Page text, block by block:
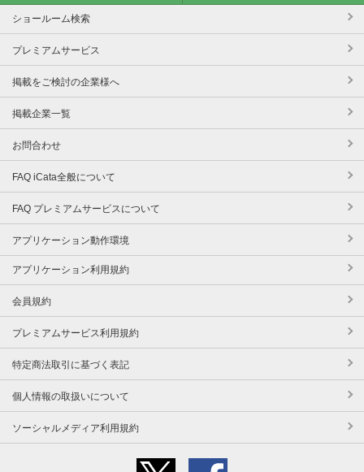
ショールーム検索
プレミアムサービス
掲載をご検討の企業様へ
掲載企業一覧
お問合わせ
FAQ iCata全般について
FAQ プレミアムサービスについて
アプリケーション動作環境
アプリケーション利用規約
会員規約
プレミアムサービス利用規約
特定商法取引に基づく表記
個人情報の取扱いについて
ソーシャルメディア利用規約